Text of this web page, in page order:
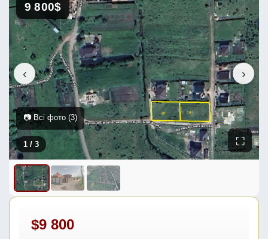
‹ ›
9 800$
1 / 3 ⛶
📷 Всі фото (3)
$9 800